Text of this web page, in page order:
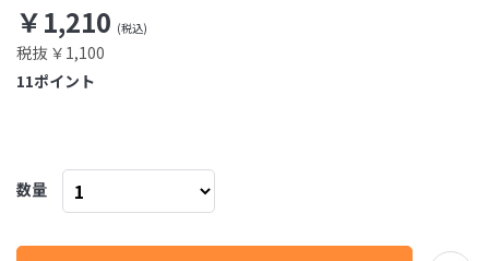
￥1,210
税抜 ￥1,100
ポイント
11
数量